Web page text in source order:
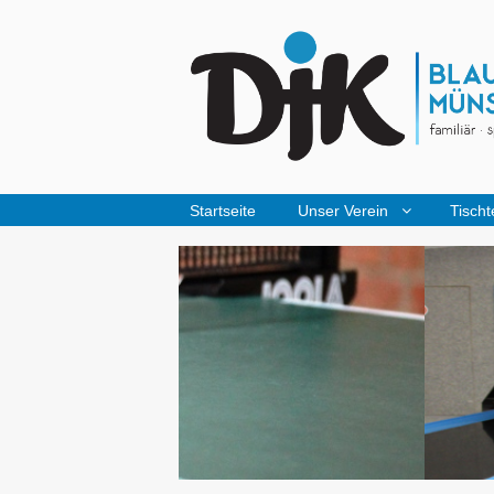
Startseite Unser Verein